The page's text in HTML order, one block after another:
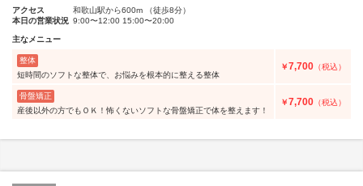
アクセス
和歌山駅から600m （徒歩8分）
本日の営業状況 9:00〜12:00 15:00〜20:00
主なメニュー
整体
短時間のソフトな整体で、お悩みを根本的に整える整体
￥7,700 （税込）
骨盤矯正
産後以外の方でもＯＫ！怖くないソフトな骨盤矯正で体を整えます！
￥7,700 （税込）